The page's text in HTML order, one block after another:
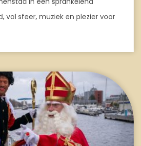
vol sfeer, muziek en plezier voor